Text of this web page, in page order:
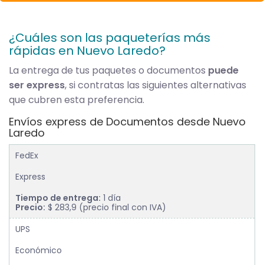
¿Cuáles son las paqueterías más
rápidas en Nuevo Laredo?
La entrega de tus paquetes o documentos puede
ser express, si contratas las siguientes alternativas
que cubren esta preferencia.
Envíos express de Documentos desde Nuevo
Laredo
FedEx
Express
Tiempo de entrega: 1 día
Precio: $ 283,9 (precio final con IVA)
UPS
Económico